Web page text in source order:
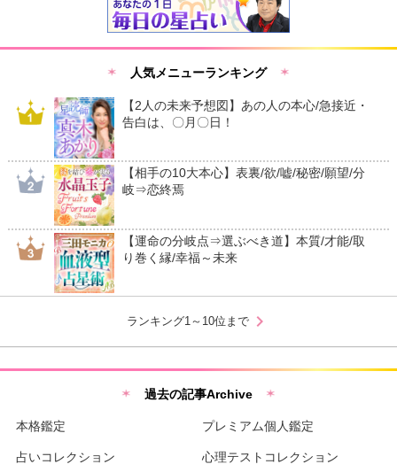
人気メニューランキング
【2人の未来予想図】あの人の本心/急接近・
告白は、〇月〇日！
【相手の10大本心】表裏/欲/嘘/秘密/願望/分
岐⇒恋終焉
【運命の分岐点⇒選ぶべき道】本質/才能/取
り巻く縁/幸福～未来
ランキング1～10位まで chevron_right
過去の記事Archive
本格鑑定 プレミアム個人鑑定
占いコレクション 心理テストコレクション